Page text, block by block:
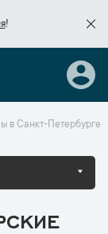
!
в Санкт-Петербурге